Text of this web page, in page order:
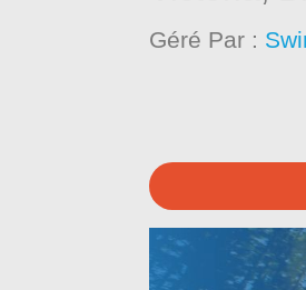
Géré Par :